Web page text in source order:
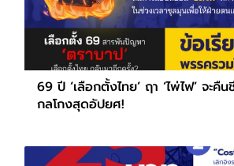
69 ปี ‘เลือกตั้งไทย’ ฤา ‘ไพ่ไฟ’ จะ
กลโกงสุดอัปยศ!